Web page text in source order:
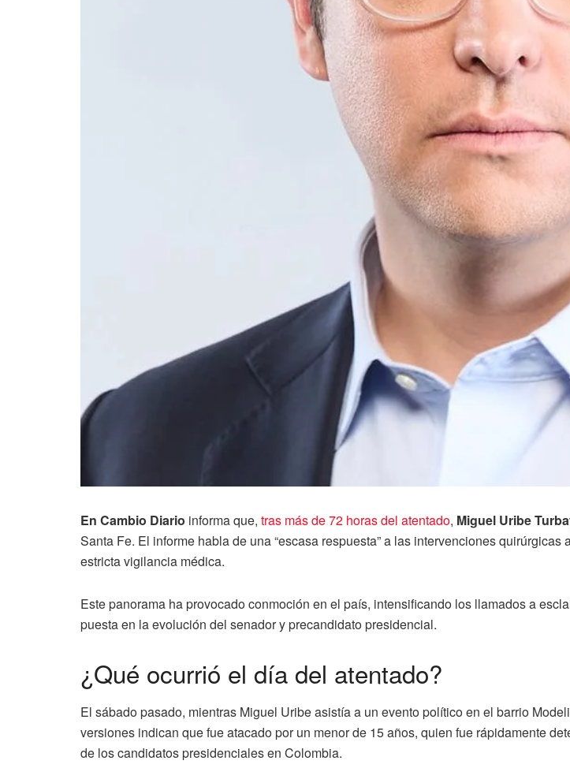
En Cambio Diario informa que, tras más de 72 horas del atentado, Miguel Uribe
Santa Fe. El informe habla de una “escasa respuesta” a las intervenciones
estricta vigilancia médica.
Este panorama ha provocado conmoción en el país, intensificando los llamados a
puesta en la evolución del senador y precandidato presidencial.
¿Qué ocurrió el día del atentado?
El sábado pasado, mientras Miguel Uribe asistía a un evento político en el barrio
versiones indican que fue atacado por un menor de 15 años, quien fue rápidamente
de los candidatos presidenciales en Colombia.